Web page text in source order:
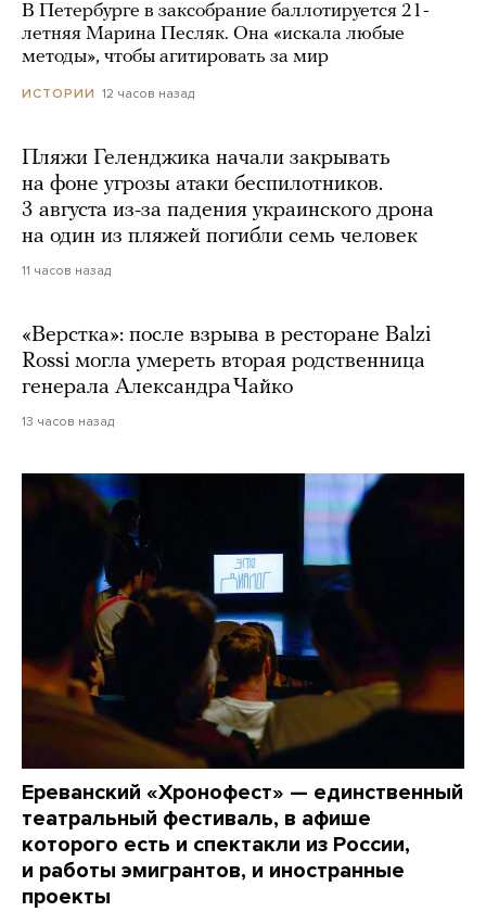
В Петербурге в заксобрание баллотируется 21-
летняя Марина Песляк. Она «искала любые
методы», чтобы агитировать за мир
ИСТОРИИ 12 часов назад
Пляжи Геленджика начали закрывать
на фоне угрозы атаки беспилотников.
3 августа из-за падения украинского дрона
на один из пляжей погибли семь человек
11 часов назад
«Верстка»: после взрыва в ресторане Balzi
Rossi могла умереть вторая родственница
генерала Александра Чайко
13 часов назад
Ереванский «Хронофест» — единственный
театральный фестиваль, в афише
которого есть и спектакли из России,
и работы эмигрантов, и иностранные
проекты